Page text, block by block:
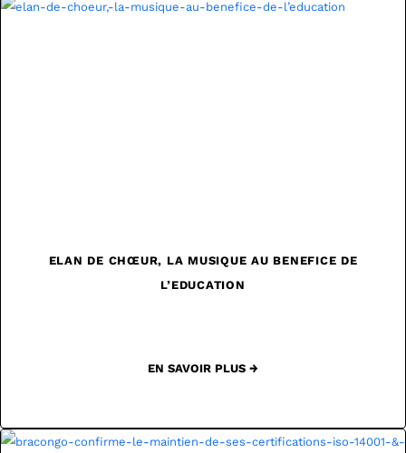
ELAN DE CHŒUR, LA MUSIQUE AU BENEFICE DE
L’EDUCATION
EN SAVOIR PLUS →